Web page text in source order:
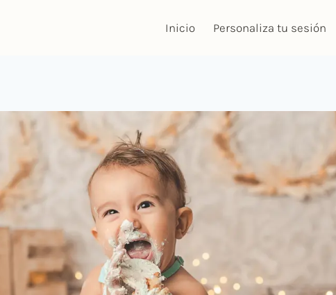
Inicio Personaliza tu sesión